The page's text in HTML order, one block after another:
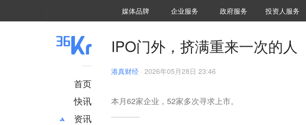
媒体品牌 36Kr研究院
企业服务 城市之窗
政府服务 VClub投资机构库
投资机构职位推介
投资人服务
首页
快讯
资讯
IPO门外，挤满重来一次的人
港真财经 · 2026年05月28日 23:46
本月62家企业，52家多次寻求上市。